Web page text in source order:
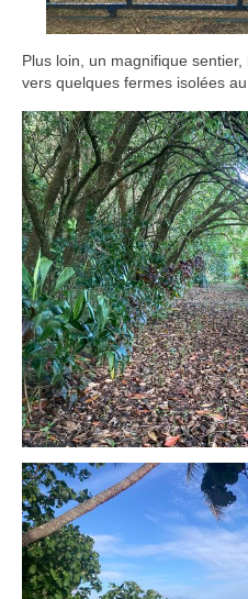
Plus loin, un magnifique
vers quelques fermes isolées